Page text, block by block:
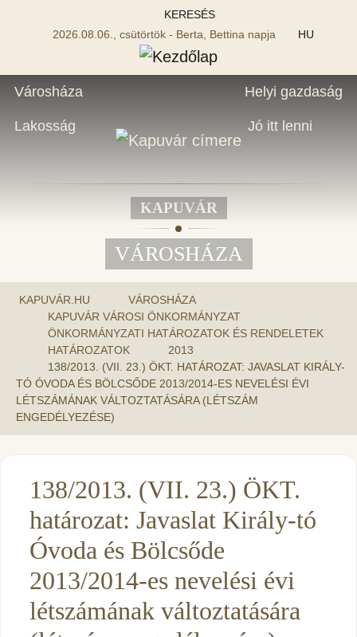
KERESÉS
2026.08.06., csütörtök - Berta, Bettina napja
HU
Városháza
Lakosság
Helyi gazdaság
Jó itt lenni
KAPUVÁR
VÁROSHÁZA
KAPUVÁR.HU
VÁROSHÁZA
KAPUVÁR VÁROSI ÖNKORMÁNYZAT
ÖNKORMÁNYZATI HATÁROZATOK ÉS RENDELETEK
HATÁROZATOK
2013
138/2013. (VII. 23.) ÖKT. HATÁROZAT: JAVASLAT KIRÁLY-
TÓ ÓVODA ÉS BÖLCSŐDE 2013/2014-ES NEVELÉSI ÉVI
LÉTSZÁMÁNAK VÁLTOZTATÁSÁRA (LÉTSZÁM
ENGEDÉLYEZÉSE)
138/2013. (VII. 23.) ÖKT.
határozat: Javaslat Király-tó
Óvoda és Bölcsőde
2013/2014-es nevelési évi
létszámának változtatására